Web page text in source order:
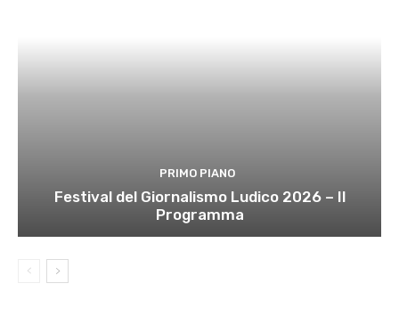
PRIMO PIANO
Festival del Giornalismo Ludico 2026 – Il
Programma